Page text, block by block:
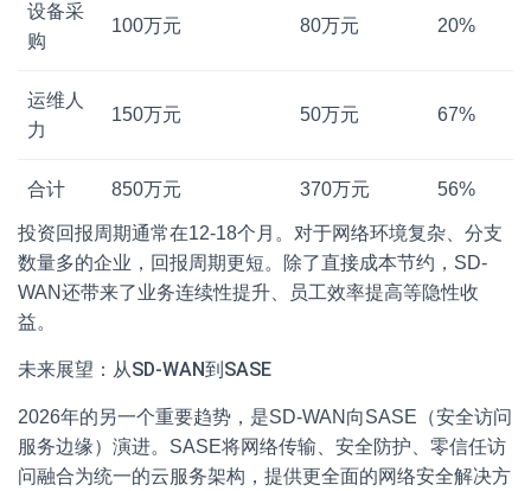
设备采
购
100万元 80万元 20%
运维人
力
150万元 50万元 67%
合计 850万元 370万元 56%
投资回报周期通常在12-18个月。对于网络环境复杂、分支
数量多的企业，回报周期更短。除了直接成本节约，SD-
WAN还带来了业务连续性提升、员工效率提高等隐性收
益。
未来展望：从SD-WAN到SASE
2026年的另一个重要趋势，是SD-WAN向SASE（安全访问
服务边缘）演进。SASE将网络传输、安全防护、零信任访
问融合为统一的云服务架构，提供更全面的网络安全解决方